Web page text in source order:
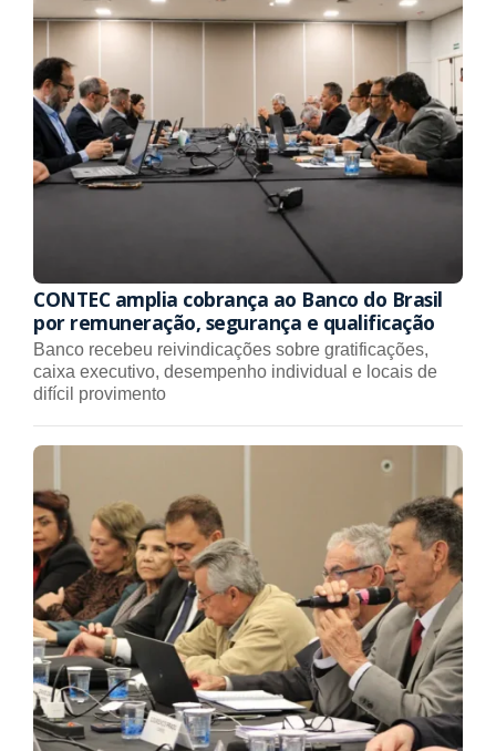
CONTEC amplia cobrança ao Banco do Brasil
por remuneração, segurança e qualificação
Banco recebeu reivindicações sobre gratificações,
caixa executivo, desempenho individual e locais de
difícil provimento